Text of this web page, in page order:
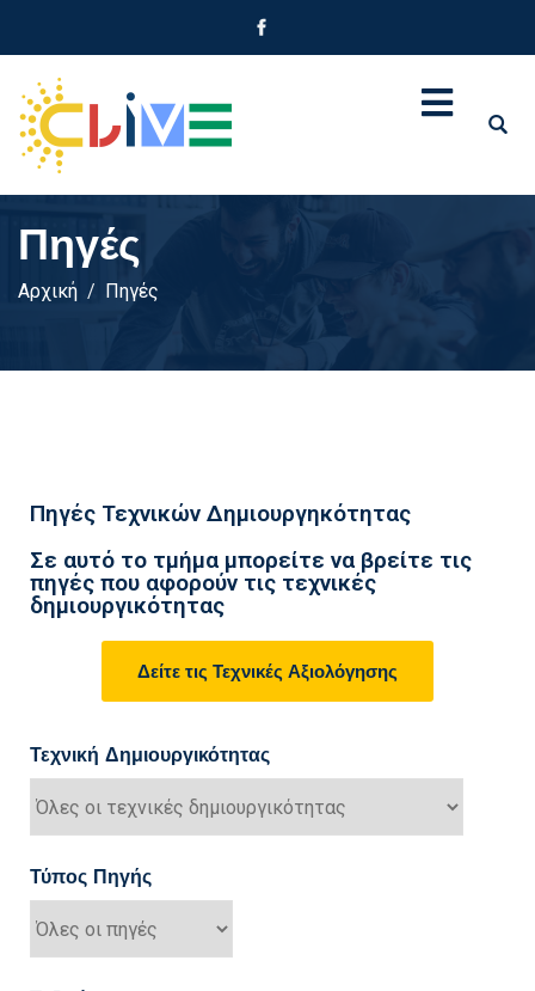
Πηγές
Αρχική Πηγές
Πηγές Τεχνικών Δημιουργηκότητας
Σε αυτό το τμήμα μπορείτε να βρείτε τις
πηγές που αφορούν τις τεχνικές
δημιουργικότητας
Δείτε τις Τεχνικές Αξιολόγησης
Τεχνική Δημιουργικότητας
Τύπος Πηγής